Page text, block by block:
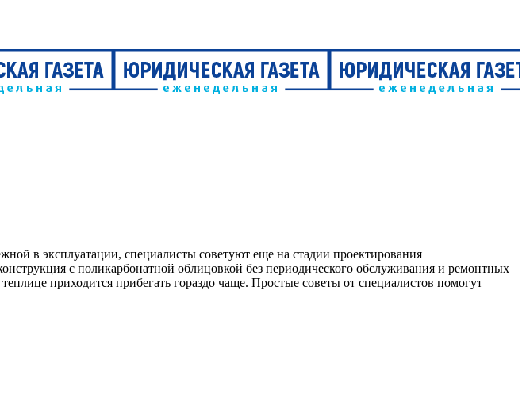
в эксплуатации, специалисты советуют еще на стадии проектирования
с поликарбонатной облицовкой без периодического обслуживания и ремонтных
приходится прибегать гораздо чаще. Простые советы от специалистов помогут